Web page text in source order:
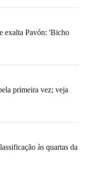
exalta Pavón: 'Bicho
primeira vez; veja
às quartas da